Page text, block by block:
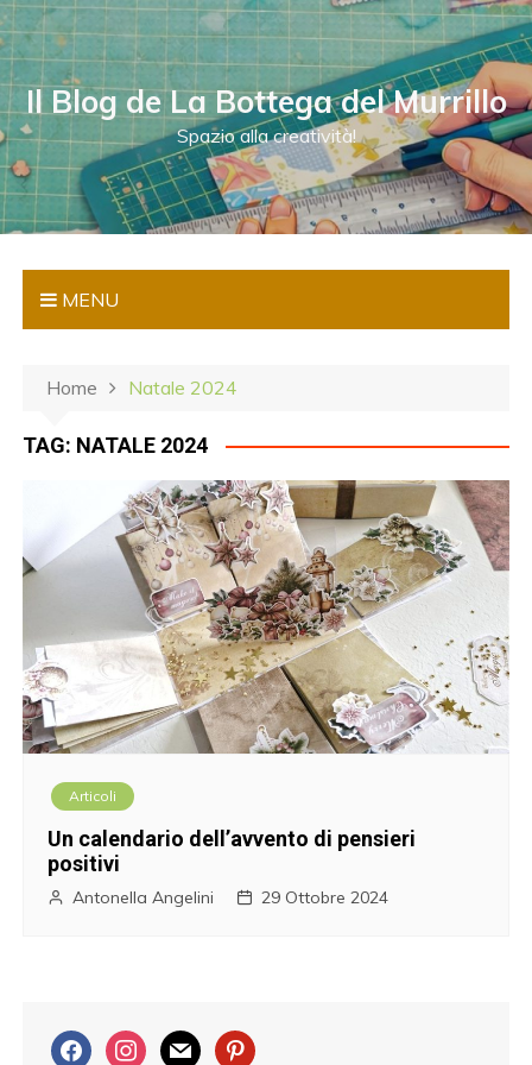
S
a
a
a
l
c
Il Blog de La Bottega del Murrillo
Spazio alla creatività!
MENU
Home Natale 2024
TAG: NATALE 2024
Articoli
Un calendario dell’avvento di pensieri
positivi
Antonella Angelini 29 Ottobre 2024
f
i
m
p